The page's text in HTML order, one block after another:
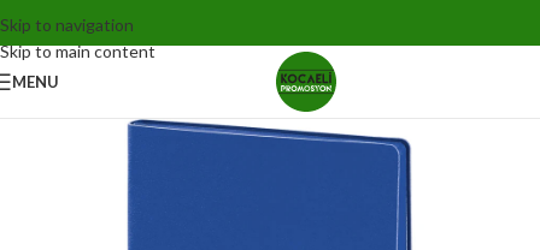
Skip to navigation
Skip to main content
MENU